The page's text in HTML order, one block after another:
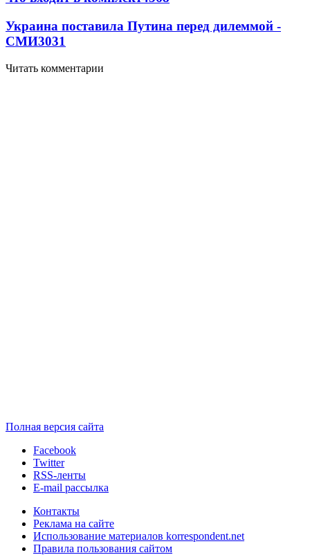
Украина поставила Путина перед дилеммой -
СМИ3031
Читать комментарии
Полная версия сайта
Facebook
Twitter
RSS-ленты
E-mail рассылка
Контакты
Реклама на сайте
Использование материалов korrespondent.net
Правила пользования сайтом